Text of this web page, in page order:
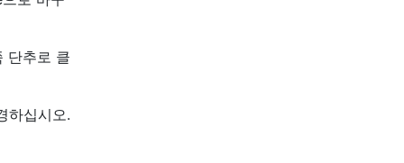
단추로 클
하십시오.